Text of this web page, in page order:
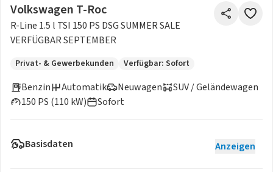
Volkswagen T-Roc
R-Line 1.5 l TSI 150 PS DSG SUMMER SALE
VERFÜGBAR SEPTEMBER
Privat- & Gewerbekunden Verfügbar: Sofort
Benzin
Neuwagen
150 PS (110 kW)
Automatik
SUV / Geländewagen
Sofort
Basisdaten Anzeigen